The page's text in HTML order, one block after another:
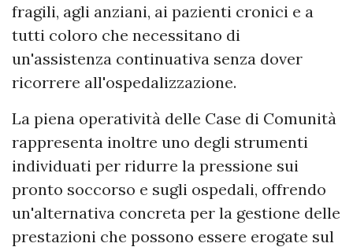
fragili, agli anziani, ai pazienti cronici e a
tutti coloro che necessitano di
un'assistenza continuativa senza dover
ricorrere all'ospedalizzazione.
La piena operatività delle Case di Comunità
rappresenta inoltre uno degli strumenti
individuati per ridurre la pressione sui
pronto soccorso e sugli ospedali, offrendo
un'alternativa concreta per la gestione delle
prestazioni che possono essere erogate sul